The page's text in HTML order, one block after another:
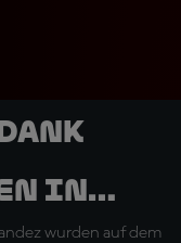
in
wurden auf dem